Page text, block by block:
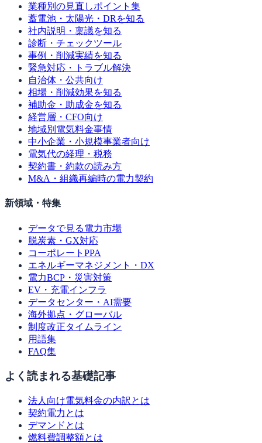
業種別の見直しポイント集
蓄電池・太陽光・DRを知る
社内説明・稟議を知る
診断・チェックツール
事例・削減実績を知る
緊急対応・トラブル解決
自治体・公共向け
相場・削減効果を知る
補助金・助成金を知る
経営層・CFO向け
地域別電気料金事情
中小企業・小規模事業者向け
電気代の経理・税務
契約書・約款の読み方
M&A・組織再編時の電力契約
新領域・特集
データで見る電力市場
脱炭素・GX対応
コーポレートPPA
エネルギーマネジメント・DX
電力BCP・災害対策
EV・充電インフラ
データセンター・AI需要
海外拠点・グローバル
制度改正タイムライン
用語集
FAQ集
よく読まれる基礎記事
法人向け電気料金の内訳とは
契約電力とは
デマンドとは
燃料費調整額とは